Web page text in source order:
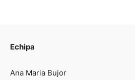
Echipa
Ana Maria Bujor